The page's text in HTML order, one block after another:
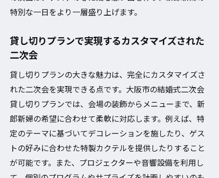
特別な一日をより一層盛り上げます。
貸し切りプランで実現するカスタマイズされた
二次会
貸し切りプランの大きな魅力は、完全にカスタマイズさ
れた二次会を実現できる点です。大阪市の結婚式二次会
貸し切りプランでは、会場の装飾からメニューまで、新
郎新婦の希望に合わせて柔軟に対応します。例えば、特
定のテーマに基づいてデコレーションを施したり、ゲス
トの好みに合わせた特製カクテルを提供したりすること
が可能です。また、プロジェクターや音響設備を利用し